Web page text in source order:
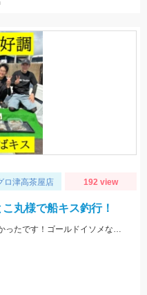
ロ津高茶屋店 192 view
丸様で船キス釣行！
当日は餌は大きめに付けた方が反応が良かったです！ゴールドイソメなら半分にカットした物、石ゴカイなら２～３匹房掛けが好反応！